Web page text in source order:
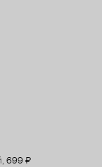
699 ₽